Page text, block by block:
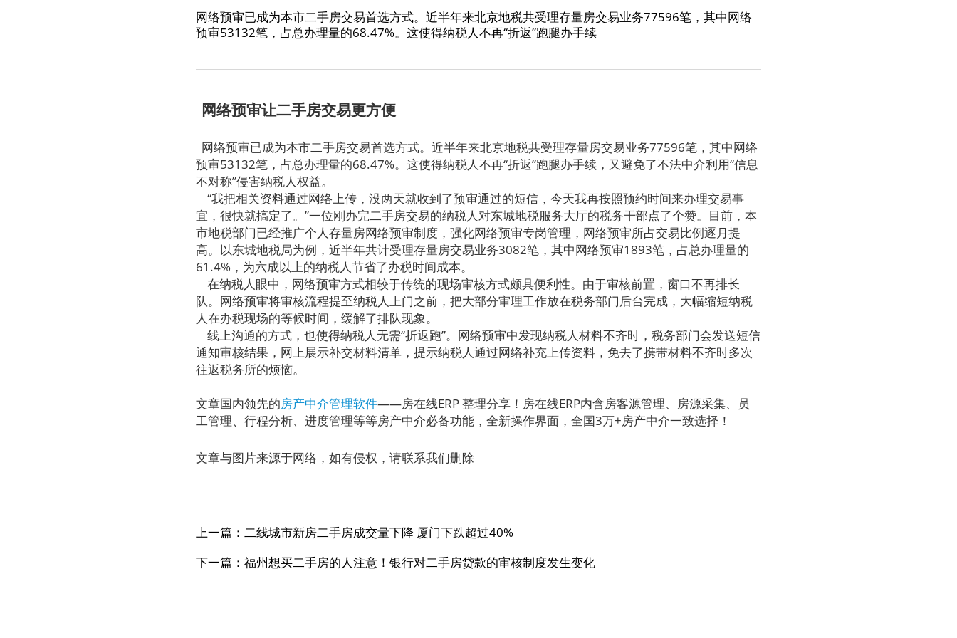
网络预审已成为本市二手房交易首选方式。近半年来北京地税共受理存量房交易业务77596笔，其中网络
预审53132笔，占总办理量的68.47%。这使得纳税人不再“折返”跑腿办手续
网络预审让二手房交易更方便
网络预审已成为本市二手房交易首选方式。近半年来北京地税共受理存量房交易业务77596笔，其中网络
预审53132笔，占总办理量的68.47%。这使得纳税人不再“折返”跑腿办手续，又避免了不法中介利用“信息
不对称”侵害纳税人权益。
“我把相关资料通过网络上传，没两天就收到了预审通过的短信，今天我再按照预约时间来办理交易事
宜，很快就搞定了。”一位刚办完二手房交易的纳税人对东城地税服务大厅的税务干部点了个赞。目前，本
市地税部门已经推广个人存量房网络预审制度，强化网络预审专岗管理，网络预审所占交易比例逐月提
高。以东城地税局为例，近半年共计受理存量房交易业务3082笔，其中网络预审1893笔，占总办理量的
61.4%，为六成以上的纳税人节省了办税时间成本。
在纳税人眼中，网络预审方式相较于传统的现场审核方式颇具便利性。由于审核前置，窗口不再排长
队。网络预审将审核流程提至纳税人上门之前，把大部分审理工作放在税务部门后台完成，大幅缩短纳税
人在办税现场的等候时间，缓解了排队现象。
线上沟通的方式，也使得纳税人无需“折返跑”。网络预审中发现纳税人材料不齐时，税务部门会发送短信
通知审核结果，网上展示补交材料清单，提示纳税人通过网络补充上传资料，免去了携带材料不齐时多次
往返税务所的烦恼。
文章国内领先的房产中介管理软件——房在线ERP 整理分享！房在线ERP内含房客源管理、房源采集、员
工管理、行程分析、进度管理等等房产中介必备功能，全新操作界面，全国3万+房产中介一致选择！
文章与图片来源于网络，如有侵权，请联系我们删除
上一篇：二线城市新房二手房成交量下降 厦门下跌超过40%
下一篇：福州想买二手房的人注意！银行对二手房贷款的审核制度发生变化